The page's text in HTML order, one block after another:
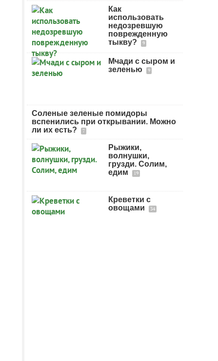
Как
использовать
недозревшую
поврежденную
тыкву?
9
Мчади с сыром и
зеленью
9
Соленые зеленые помидоры
вспенились при открывании. Можно
ли их есть?
7
Рыжики,
волнушки,
грузди. Солим,
едим
19
Креветки с
овощами
34